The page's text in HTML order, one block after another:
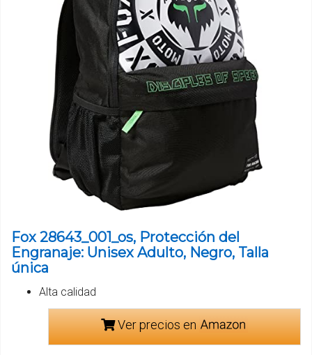
Fox 28643_001_os, Protección del
Engranaje: Unisex Adulto, Negro, Talla
única
Alta calidad
Ver precios en